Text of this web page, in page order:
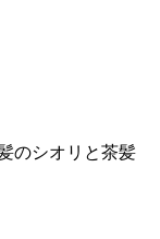
のシオリと茶髪